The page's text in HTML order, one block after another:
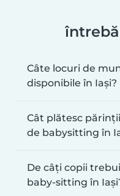
Câte locuri de
disponibile în Iași?
Cât plătesc
de babysitting în
De câți copii
baby-sitting în